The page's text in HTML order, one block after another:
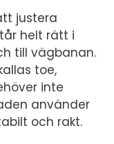
justera
helt rätt i
till vägbanan.
toe,
inte
använder
och rakt.